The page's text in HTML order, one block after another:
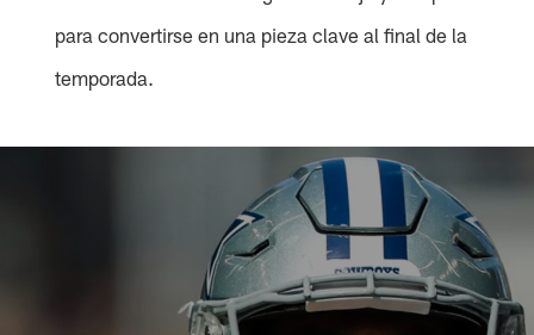
para convertirse en una pieza clave al final de la
temporada.